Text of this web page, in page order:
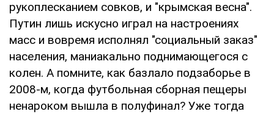
рукоплесканием совков, и "крымская весна".
Путин лишь искусно играл на настроениях
масс и вовремя исполнял "социальный заказ"
населения, маниакально поднимающегося с
колен. А помните, как базлало подзаборье в
2008-м, когда футбольная сборная пещеры
ненароком вышла в полуфинал? Уже тогда